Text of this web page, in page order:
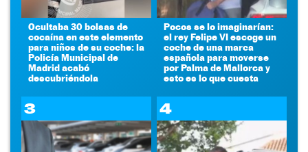
Ocultaba 30 bolsas de
cocaína en este elemento
para niños de su coche: la
Policía Municipal de
Madrid acabó
descubriéndola
Pocos se lo imaginarían:
el rey Felipe VI escoge un
coche de una marca
española para moverse
por Palma de Mallorca y
esto es lo que cuesta
3 4